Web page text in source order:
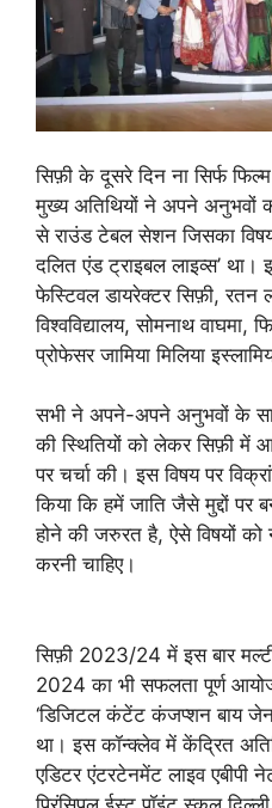
सिफ़ी के दूसरे दिन ना सिर्फ
मुख्य अतिथियों ने अपने अनुभवों
से राउंड टेबल सेशन जिसका विषय
दलित एंड ट्राइबल लाइव्स’
फेस्टिवल डायरेक्टर सिफ़ी, रतन
विश्वविद्यालय, सोमनाथ
प्रोफेसर जामिया मिलिया
सभी ने अपने-अपने अनुभवों के
की स्थितियों को लेकर सिफ़ी में
पर चर्चा की। इस विषय पर
किया कि हमें जाति जैसे मुद्दों पर
होने की जरुरत है, ऐसे विषयों
करनी चाहिए।
सिफ़ी 2023/24 में इस बार
2024 का भी सफलता पूर्ण
‘डिजिटल कंटेंट कंजप्शन बाय
था। इस कॉन्क्लेव में केंद्रित
एडिटर एंटरटेनमेंट लाइव एबीपी